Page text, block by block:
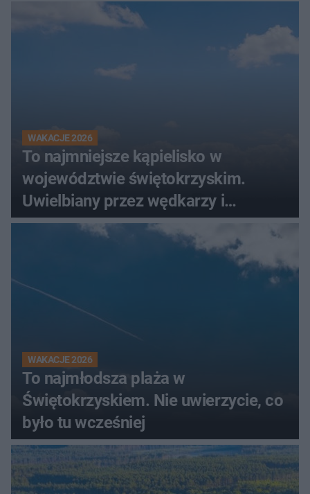
WAKACJE 2026
To najmniejsze kąpielisko w
województwie świętokrzyskim.
Uwielbiany przez wędkarzy i
turystów
WAKACJE 2026
To najmłodsza plaża w
Świętokrzyskiem. Nie uwierzycie, co
było tu wcześniej